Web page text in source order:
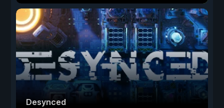
Desynced